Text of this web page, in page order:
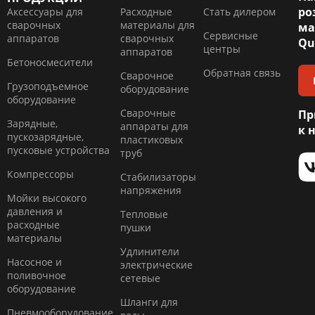
Аксессуары для
сварочных
аппаратов
Бетоносмесители
Грузоподъемное
оборудование
Зарядные,
пускозарядные,
пусковые устройства
Компресcоры
Мойки высокого
давления и
расходные
материалы
Насосное и
поливочное
оборудование
Расходные
материалы для
сварочных
аппаратов
Сварочное
оборудование
Сварочные
аппараты для
пластиковых
труб
Стабилизаторы
напряжения
Тепловые
пушки
Удлинители
электрические
сетевые
Шланги для
Стать дилером
Сервисные
центры
Обратная связь
к